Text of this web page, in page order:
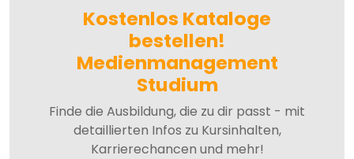
Kostenlos Kataloge
bestellen!
Medienmanagement
Studium
Finde die Ausbildung, die zu dir passt - mit
detaillierten Infos zu Kursinhalten,
Karrierechancen und mehr!